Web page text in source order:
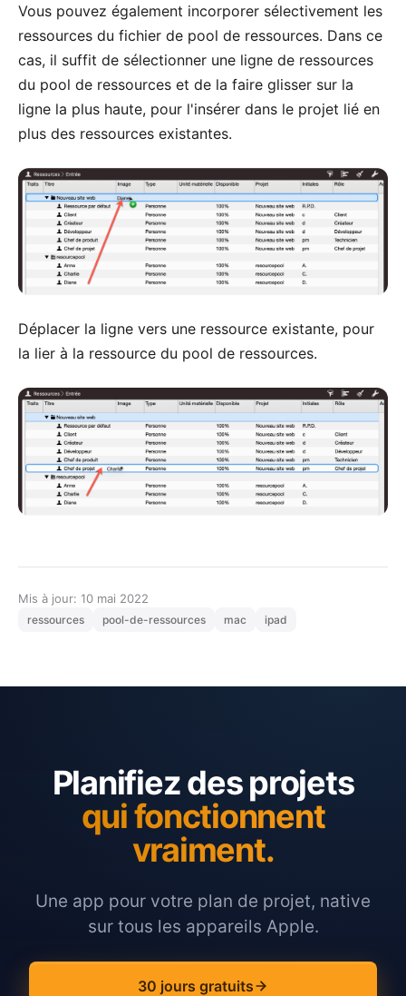
Vous pouvez également incorporer sélectivement les
ressources du fichier de pool de ressources. Dans ce
cas, il suffit de sélectionner une ligne de ressources
du pool de ressources et de la faire glisser sur la
ligne la plus haute, pour l'insérer dans le projet lié en
plus des ressources existantes.
Déplacer la ligne vers une ressource existante, pour
la lier à la ressource du pool de ressources.
Mis à jour: 10 mai 2022
ressources pool-de-ressources mac ipad
Planifiez des projets
qui fonctionnent
vraiment.
Une app pour votre plan de projet, native
sur tous les appareils Apple.
30 jours gratuits